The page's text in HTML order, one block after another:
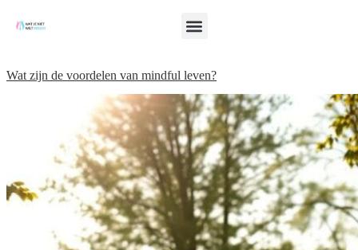
Wat zijn de voordelen van mindful leven?